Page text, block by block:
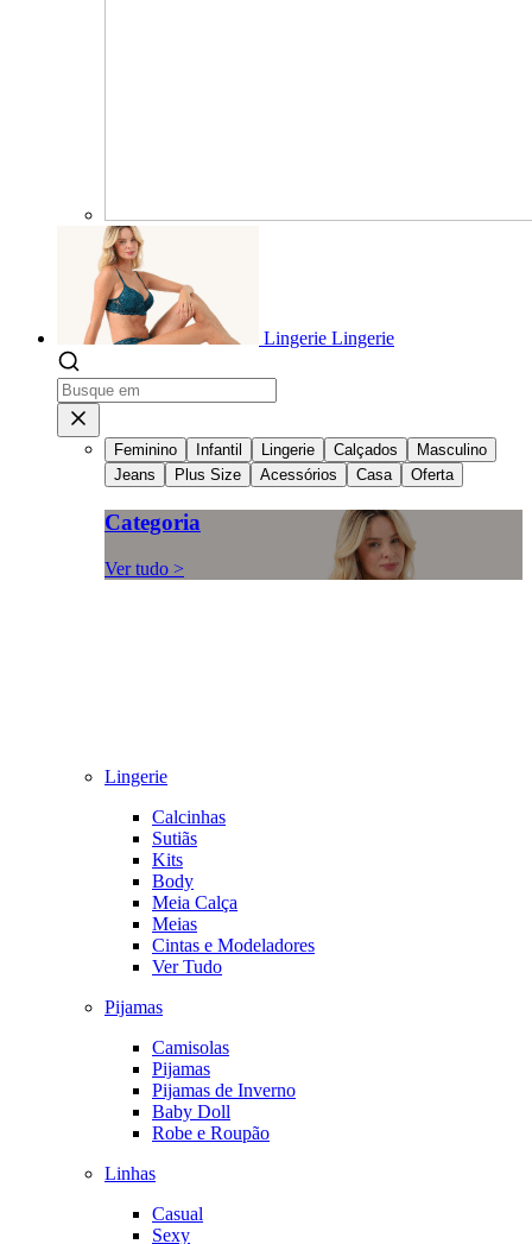
Lingerie Lingerie
Feminino Infantil Lingerie Calçados
Masculino
Jeans
Plus Size Acessórios Casa Oferta
Categoria
Ver tudo >
Lingerie
Calcinhas
Sutiãs
Kits
Body
Meia Calça
Meias
Cintas e Modeladores
Ver Tudo
Pijamas
Camisolas
Pijamas
Pijamas de Inverno
Baby Doll
Robe e Roupão
Linhas
Casual
Sexy